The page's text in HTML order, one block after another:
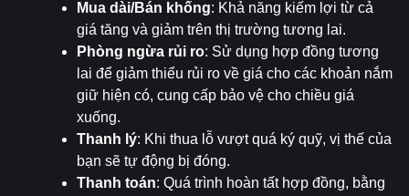
Mua dài/Bán khống: Khả năng kiếm lợi từ cả
giá tăng và giảm trên thị trường tương lai.
Phòng ngừa rủi ro: Sử dụng hợp đồng tương
lai để giảm thiểu rủi ro về giá cho các khoản nắm
giữ hiện có, cung cấp bảo vệ cho chiều giá
xuống.
Thanh lý: Khi thua lỗ vượt quá ký quỹ, vị thế của
bạn sẽ tự động bị đóng.
Thanh toán: Quá trình hoàn tất hợp đồng, bằng